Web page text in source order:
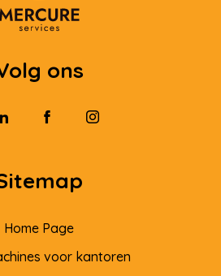
ons
Home Page
voor kantoren